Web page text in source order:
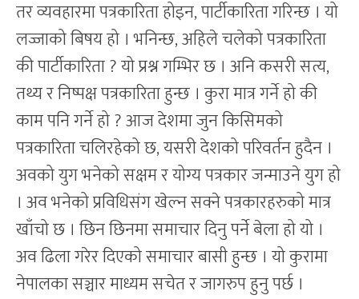
तर व्यवहारमा पत्रकारिता होइन, पार्टीकारिता गरिन्छ । यो
लज्जाको बिषय हो । भनिन्छ, अहिले चलेको पत्रकारिता
की पार्टीकारिता ? यो प्रश्न गम्भिर छ । अनि कसरी सत्य,
तथ्य र निष्पक्ष पत्रकारिता हुन्छ । कुरा मात्र गर्ने हो की
काम पनि गर्ने हो ? आज देशमा जुन किसिमको
पत्रकारिता चलिरहेको छ, यसरी देशको परिवर्तन हुदैन ।
अवको युग भनेको सक्षम र योग्य पत्रकार जन्माउने युग हो
। अव भनेको प्रविधिसंग खेल्न सक्ने पत्रकारहरुको मात्र
खाँचो छ । छिन छिनमा समाचार दिनु पर्ने बेला हो यो ।
अव ढिला गरेर दिएको समाचार बासी हुन्छ । यो कुरामा
नेपालका सञ्चार माध्यम सचेत र जागरुप हुनु पर्छ ।